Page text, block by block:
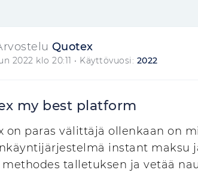
Quotex
2022 klo 20:11 • Käyttövuosi: 2022
my best platform
on paras välittäjä ollenkaan on
instant maksu
talletuksen ja vetää